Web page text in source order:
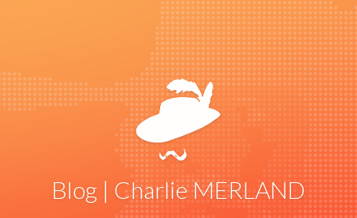
Blog | Charlie MERLAND